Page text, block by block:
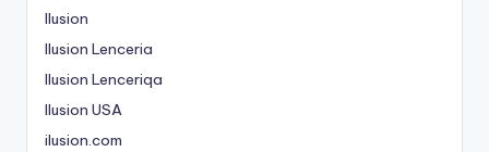
Ilusion
Ilusion Lenceria
Ilusion Lenceriqa
Ilusion USA
ilusion.com